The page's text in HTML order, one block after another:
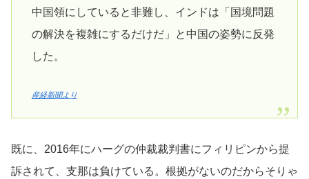
中国領にしていると非難し、インドは「国境問題
の解決を複雑にするだけだ」と中国の姿勢に反発
した。
産経新聞より
既に、2016年にハーグの仲裁裁判書にフィリピンから提
訴されて、支那は負けている。根拠がないのだからそりゃ